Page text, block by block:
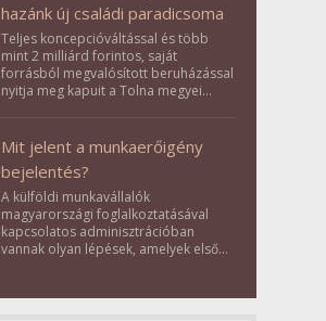
hazánk új családi paradicsoma
Teljes koncepcióváltással és több
mint 2 milliárd forintos, saját
forrásból megvalósított beruházással
nyitja meg kapuit a Tolna megyei
Mit jelent a munkaerőigény
bejelentés?
A külföldi munkavállalók
magyarországi foglalkoztatásával
kapcsolatos adminisztrációban
vannak olyan lépések, amelyek első
szerepet töltenek be az egész